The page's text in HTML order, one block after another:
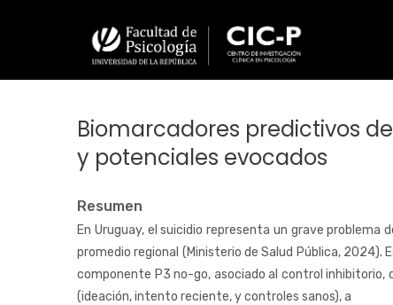
principal
Biomarcadores predictivos
y potenciales evocados
Resumen
En Uruguay, el suicidio representa un grave
promedio regional (Ministerio de Salud Pública,
componente P3 no-go, asociado al control inhibitorio,
(ideación, intento reciente, y controles sanos), a